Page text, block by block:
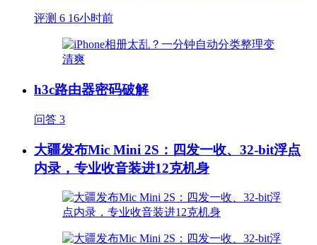
评测 6 16小时前
h3c路由器密码破解
问答 3
大疆发布Mic Mini 2S：四发一收、32-bit浮点
内录，专业收音装进12克机身